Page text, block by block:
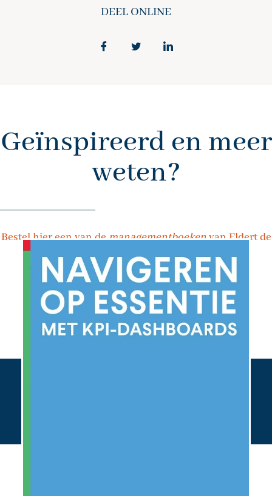
DEEL ONLINE
Geïnspireerd en meer
weten?
Bestel hier een van demanagementboekenvan Eldert de